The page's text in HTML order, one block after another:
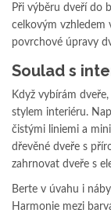
Při výběru dveří do
celkovým vzhledem
povrchové úpravy
Soulad s
Když vybírám
stylem interiéru.
čistými liniemi a
dřevěné dveře s
zahrnovat dveře s
Berte v úvahu i
Harmonie mezi